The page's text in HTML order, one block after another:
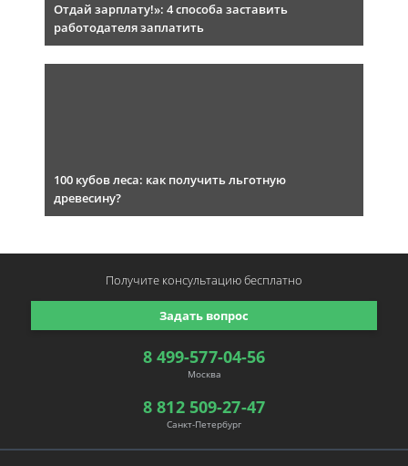
Отдай зарплату!»: 4 способа заставить
работодателя заплатить
100 кубов леса: как получить льготную
древесину?
8 499-577-04-56
Москва
8 812 509-27-47
Санкт-Петербург
Задать вопрос
Получите консультациюбесплатно